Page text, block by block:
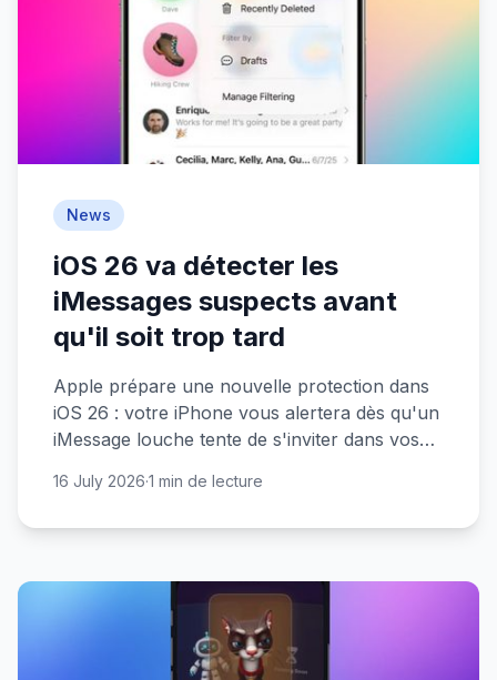
News
iOS 26 va détecter les
iMessages suspects avant
qu'il soit trop tard
Apple prépare une nouvelle protection dans
iOS 26 : votre iPhone vous alertera dès qu'un
iMessage louche tente de s'inviter dans vos
16 July 2026·1 min de lecture